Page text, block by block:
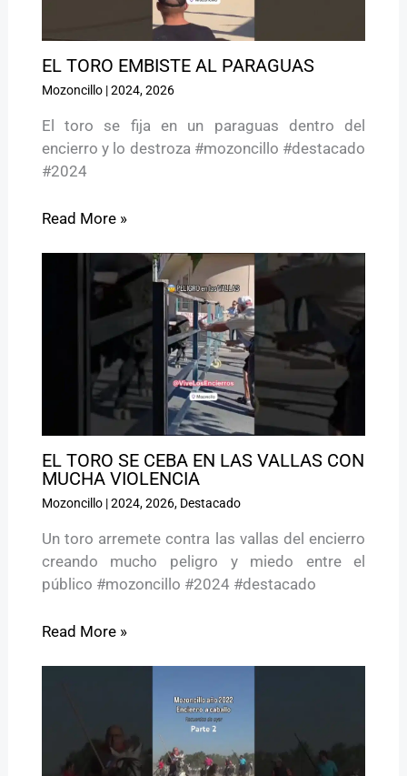
EL TORO EMBISTE AL PARAGUAS
Mozoncillo|2024,2026
El toro se fija en un paraguas dentro del
encierro y lo destroza #mozoncillo #destacado
#2024
Read More »
EL TORO SE CEBA EN LAS VALLAS CON
MUCHA VIOLENCIA
Mozoncillo|2024,2026, Destacado
Un toro arremete contra las vallas del encierro
creando mucho peligro y miedo entre el
público #mozoncillo #2024 #destacado
Read More »